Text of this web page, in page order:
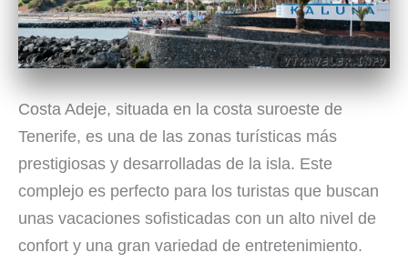
Costa Adeje, situada en la costa suroeste de
Tenerife, es una de las zonas turísticas más
prestigiosas y desarrolladas de la isla. Este
complejo es perfecto para los turistas que buscan
unas vacaciones sofisticadas con un alto nivel de
confort y una gran variedad de entretenimiento.